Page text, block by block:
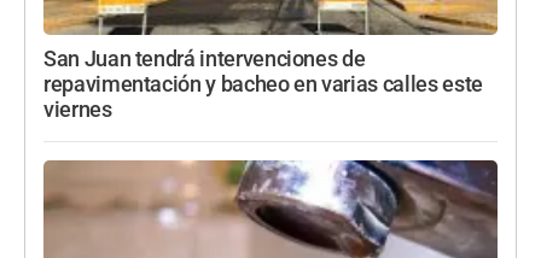
San Juan tendrá intervenciones de
repavimentación y bacheo en varias calles este
viernes